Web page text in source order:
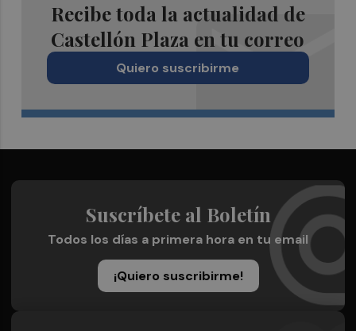
Recibe toda la actualidad de
Castellón Plaza en tu correo
Quiero suscribirme
Suscríbete al Boletín
Todos los días a primera hora en tu email
¡Quiero suscribirme!